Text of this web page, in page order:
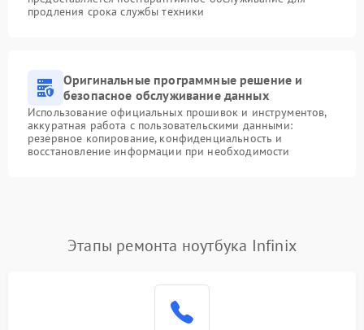
продления срока службы техники
Оригинальные программные решение и
безопасное обслуживание данных
Использование официальных прошивок и инструментов,
аккуратная работа с пользовательскими данными:
резервное копирование, конфиденциальность и
восстановление информации при необходимости
Этапы ремонта ноутбука Infinix